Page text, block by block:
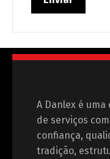
A Danlex é
de serviços com
confiança,
tradição,